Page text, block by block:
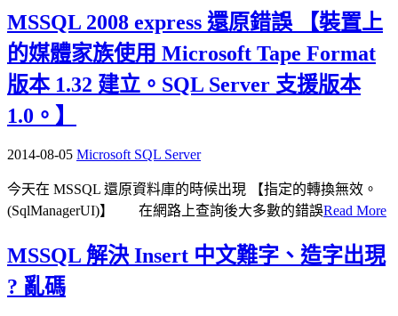
MSSQL 2008 express 還原錯誤 【裝置上
的媒體家族使用 Microsoft Tape Format
版本 1.32 建立。SQL Server 支援版本
1.0。】
2014-08-05 Microsoft SQL Server
今天在 MSSQL 還原資料庫的時候出現 【指定的轉換無效。
(SqlManagerUI)】 在網路上查詢後大多數的錯誤Read More
MSSQL 解決 Insert 中文難字、造字出現
? 亂碼